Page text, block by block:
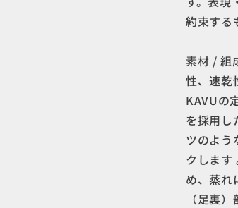
約束する
素材 / 組
性、速乾
KAVUの
を採用し
ツのよう
クします
め、蒸れ
（足裏